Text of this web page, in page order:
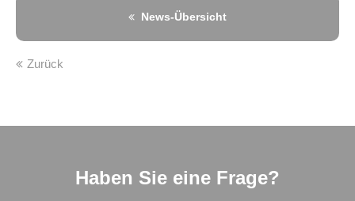
News-Übersicht
Zurück
Haben Sie eine Frage?